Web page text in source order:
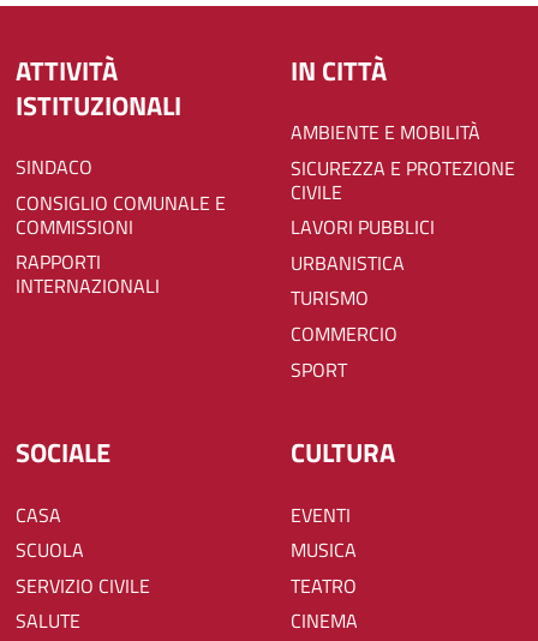
ATTIVITÀ
ISTITUZIONALI
SINDACO
CONSIGLIO COMUNALE E
COMMISSIONI
RAPPORTI
INTERNAZIONALI
IN CITTÀ
AMBIENTE E MOBILITÀ
SICUREZZA E PROTEZIONE
CIVILE
LAVORI PUBBLICI
URBANISTICA
TURISMO
COMMERCIO
SPORT
SOCIALE
CASA
SCUOLA
SERVIZIO CIVILE
SALUTE
CULTURA
EVENTI
MUSICA
TEATRO
CINEMA